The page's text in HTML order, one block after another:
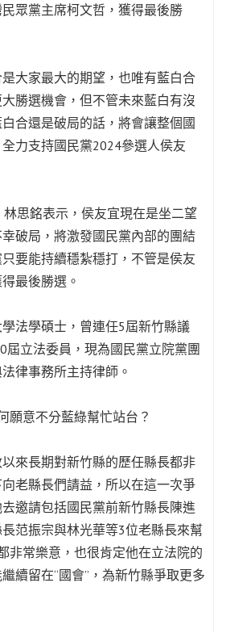
眾黨主席柯文哲，獲得最後勝
大家最大的期望，也唯有藍白合
勝選機會，但不管未來藍白有沒
合還是破局的話，將會讓整個國
力支持國民黨2024參選人侯友
思銘表示，侯友宜現在是坐二望
破局，將激發國民黨內部的團結
要能持續穩紮穩打，不管是侯友
最後勝選。
法學碩士，曾連任5屆新竹縣議
屆立法委員，現為國民黨立院黨團
律事務所主持律師。
願意不分藍綠幫忙站台？
來長期對新竹縣的歷任縣長都非
老縣長們請益，所以在這一次爭
邀請包括國民黨前新竹縣長陳進
范振宗與林光華等3位老縣長來幫
非常樂意，也很肯定他在立法院的
續留在“國會”，為新竹縣爭取更多